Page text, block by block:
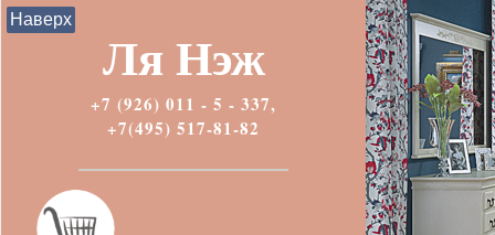
Ля Нэж
+7 (926) 011 - 5 - 337,
+7(495) 517-81-82
Наверх